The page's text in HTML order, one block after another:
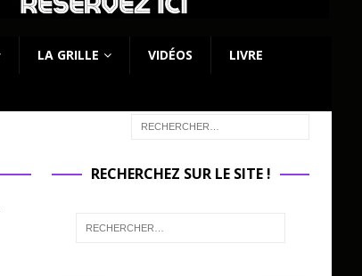
LA GRILLE VIDÉOS LIVRE
RECHERCHEZ SUR LE SITE !